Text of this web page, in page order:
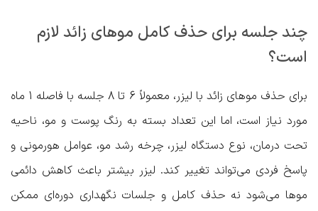
چند جلسه برای حذف کامل موهای زائد لازم
است؟
برای حذف موهای زائد با لیزر، معمولاً 6 تا 8 جلسه با فاصله 1 ماه
مورد نیاز است، اما این تعداد بسته به رنگ پوست و مو، ناحیه
تحت درمان، نوع دستگاه لیزر، چرخه رشد مو، عوامل هورمونی و
پاسخ فردی می‌تواند تغییر کند. لیزر بیشتر باعث کاهش دائمی
موها می‌شود نه حذف کامل و جلسات نگهداری دوره‌ای ممکن